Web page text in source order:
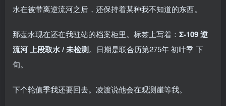
水在被带离逆流河之后，还保持着某种我不知道的东西。
那壶水现在还在我驻站的档案柜里。标签上写着： Σ-109 逆
流河 上段取水 / 未检测。日期是联合历第275年 初叶季 下
旬。
下个轮值季我还要回去。凌渡说他会在观测崖等我。